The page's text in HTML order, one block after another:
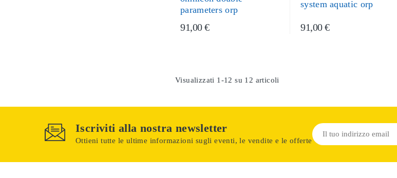
parameters orp
91,00 €
system aquatic orp
91,00 €
Visualizzati 1-12 su 12 articoli
Iscriviti alla nostra newsletter
Ottieni tutte le ultime informazioni sugli eventi, le vendite e le offerte